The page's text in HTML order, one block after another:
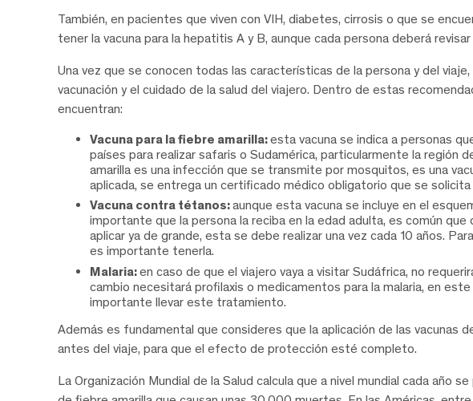
También, en pacientes que viven con VIH, diabetes, cirrosis o que se
tener la vacuna para la hepatitis A y B, aunque cada persona deberá
Una vez que se conocen todas las características de la persona y del
vacunación y el cuidado de la salud del viajero. Dentro de estas
encuentran:
Vacuna para la fiebre amarilla:esta vacuna se indica a personas
países para realizar safaris o Sudamérica, particularmente la región
amarilla es una infección que se transmite por mosquitos, es una
aplicada, se entrega un certificado médico obligatorio que se solicita
Vacuna contra tétanos:aunque esta vacuna se incluye en el
importante que la persona la reciba en la edad adulta, es común que
aplicar ya de grande, esta se debe realizar una vez cada 10 años.
es importante tenerla.
Malaria:en caso de que el viajero vaya a visitar Sudáfrica, no
cambio necesitará profilaxis o medicamentos para la malaria, en
importante llevar este tratamiento.
Además es fundamental que consideres que la aplicación de las vacunas
antes del viaje, para que el efecto de protección esté completo.
La Organización Mundial de la Salud calcula que a nivel mundial cada año